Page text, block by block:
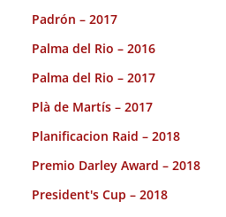
Padrón – 2017
Palma del Rio – 2016
Palma del Rio – 2017
Plà de Martís – 2017
Planificacion Raid – 2018
Premio Darley Award – 2018
President's Cup – 2018